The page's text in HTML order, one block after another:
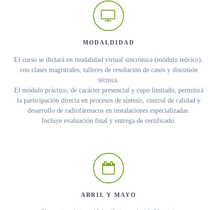
MODALDIDAD
El curso se dictará en modalidad virtual sincrónica (módulo teórico),
con clases magistrales, talleres de resolución de casos y discusión
técnica.
El módulo práctico, de carácter presencial y cupo limitado, permitirá
la participación directa en procesos de síntesis, control de calidad y
desarrollo de radiofármacos en instalaciones especializadas.
Incluye evaluación final y entrega de certificado.
ABRIL Y MAYO